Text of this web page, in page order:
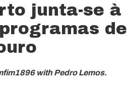
junta-se à
de
with Pedro Lemos.